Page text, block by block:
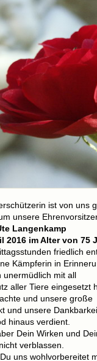
ist von uns
unsere
Langenkamp
2016 im Alter von 75
friedlich
Kämpferin in
unermüdlich mit all
aller Tiere eingesetzt
und unsere große
und unsere
hinaus verdient.
Dein Wirken und
nicht verblassen.
uns wohlvorbereitet